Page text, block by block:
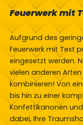
Feuerwerk mit
Aufgrund des
Feuerwerk mit Text
eingesetzt werden.
vielen anderen
kombinieren! Von
bis hin zu einer
Konfettikanonen
dabei, Ihre